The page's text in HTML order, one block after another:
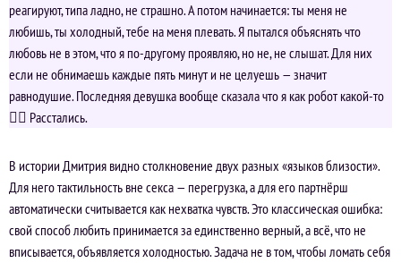
реагируют, типа ладно, не страшно. А потом начинается: ты меня не
любишь, ты холодный, тебе на меня плевать. Я пытался объяснять что
любовь не в этом, что я по-другому проявляю, но не, не слышат. Для них
если не обнимаешь каждые пять минут и не целуешь — значит
равнодушие. Последняя девушка вообще сказала что я как робот какой-то
🤷‍♂️ Расстались.
В истории Дмитрия видно столкновение двух разных «языков близости».
Для него тактильность вне секса — перегрузка, а для его партнёрш
автоматически считывается как нехватка чувств. Это классическая ошибка:
свой способ любить принимается за единственно верный, а всё, что не
вписывается, объявляется холодностью. Задача не в том, чтобы ломать себя